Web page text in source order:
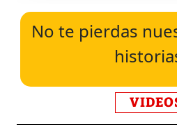
No te pierdas